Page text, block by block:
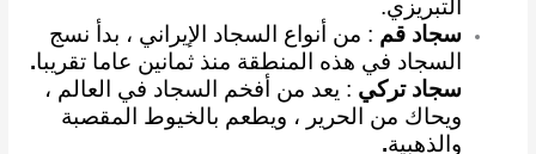
التبريزي.
سجاد قم : من أنواع السجاد الإيراني ، بدأ نسج
السجاد في هذه المنطقة منذ ثمانين عاما تقريبا.
سجاد تركي : يعد من أفخم السجاد في العالم ،
ويحاك من الحرير ، ويطعم بالخيوط المقصبة
والذهبية.